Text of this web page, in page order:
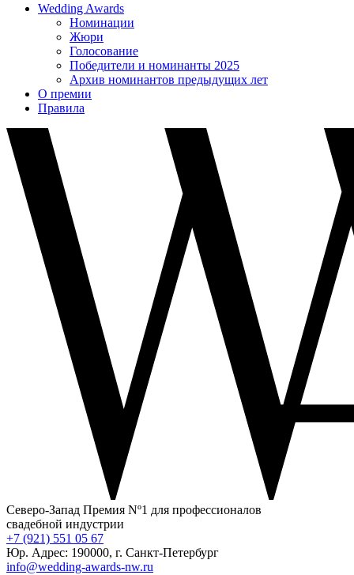
Wedding Awards
Номинации
Жюри
Голосование
Победители и номинанты 2025
Архив номинантов предыдущих лет
О премии
Правила
Северо-Запад Премия Nº1 для профессионалов
свадебной индустрии
+7 (921) 551 05 67
Юр. Адрес: 190000, г. Санкт-Петербург
info@wedding-awards-nw.ru